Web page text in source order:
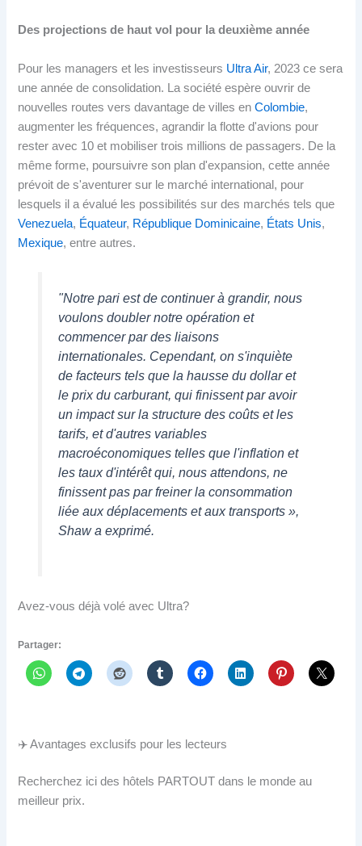
Des projections de haut vol pour la deuxième année
Pour les managers et les investisseurs Ultra Air, 2023 ce sera
une année de consolidation. La société espère ouvrir de
nouvelles routes vers davantage de villes enColombie,
augmenter les fréquences, agrandir la flotte d'avions pour
rester avec 10 et mobiliser trois millions de passagers. De la
même forme, poursuivre son plan d'expansion, cette année
prévoit de s'aventurer sur le marché international, pour
lesquels il a évalué les possibilités sur des marchés tels que
Venezuela, Équateur, République Dominicaine, États Unis,
Mexique, entre autres.
"Notre pari est de continuer à grandir, nous
voulons doubler notre opération et
commencer par des liaisons
internationales. Cependant, on s'inquiète
de facteurs tels que la hausse du dollar et
le prix du carburant, qui finissent par avoir
un impact sur la structure des coûts et les
tarifs, et d'autres variables
macroéconomiques telles que l'inflation et
les taux d'intérêt qui, nous attendons, ne
finissent pas par freiner la consommation
liée aux déplacements et aux transports »,
Shaw a exprimé.
Avez-vous déjà volé avec Ultra?
Partager:
✈️ Avantages exclusifs pour les lecteurs
Recherchez ici des hôtels PARTOUT dans le monde au
meilleur prix.